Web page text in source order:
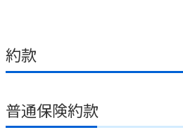
約款
普通保険約款